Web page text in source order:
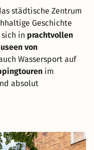
städtische Zentrum
Geschichte
in prachtvollen
von
Wassersport auf
im
absolut